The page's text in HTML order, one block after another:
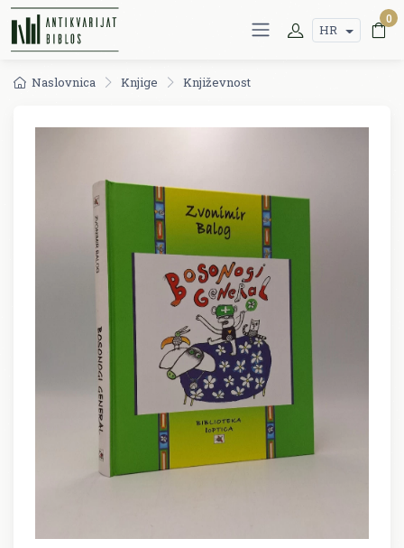
HR
0
Naslovnica Knjige Književnost